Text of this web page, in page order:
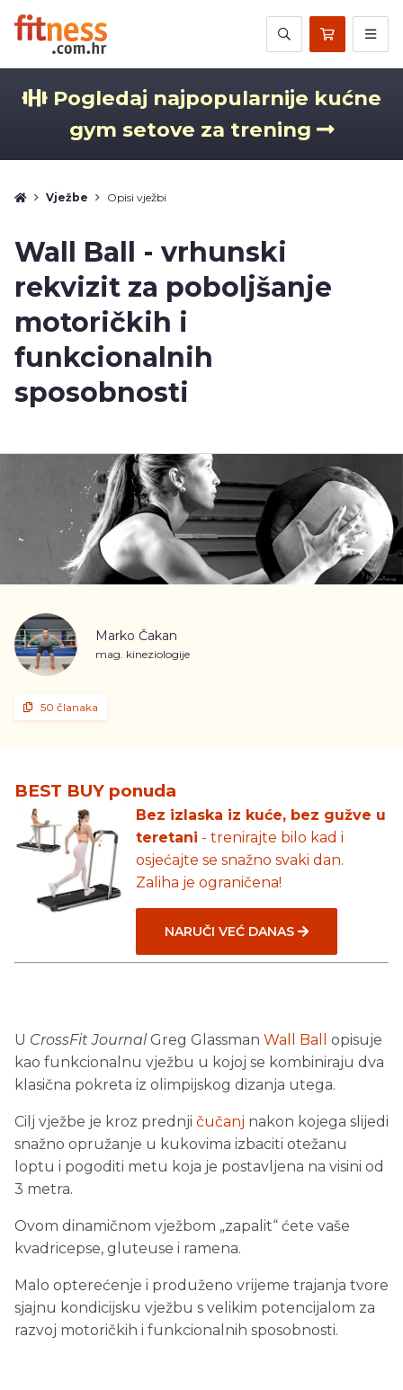
Pogledaj najpopularnije kućne
gym setove za trening
Vježbe Opisi vježbi
Wall Ball - vrhunski
rekvizit za poboljšanje
motoričkih i
funkcionalnih
sposobnosti
Marko Čakan
mag. kineziologije
50 članaka
BEST BUY ponuda
Bez izlaska iz kuće, bez gužve u
teretani - trenirajte bilo kad i
osjećajte se snažno svaki dan.
Zaliha je ograničena!
NARUČI VEĆ DANAS
U CrossFit JournalGreg Glassman Wall Ball
opisuje
kao funkcionalnu vježbu u kojoj se kombiniraju dva
klasična pokreta iz olimpijskog dizanja utega.
Cilj vježbe je kroz prednji čučanj nakon kojega slijedi
snažno opružanje u kukovima izbaciti otežanu
loptu i pogoditi metu koja je postavljena na visini od
3 metra.
Ovom dinamičnom vježbom „zapalit“ ćete vaše
kvadricepse, gluteuse i ramena.
Malo opterećenje i produženo vrijeme trajanja tvore
sjajnu kondicijsku vježbu s velikim potencijalom za
razvoj motoričkih i funkcionalnih sposobnosti.